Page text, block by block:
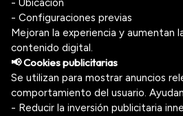
- Ubicación
- Configuraciones previas
Mejoran la experiencia y aumentan
contenido digital.
📢 Cookies publicitarias
Se utilizan para mostrar anuncios
comportamiento del usuario.
- Reducir la inversión publicitaria